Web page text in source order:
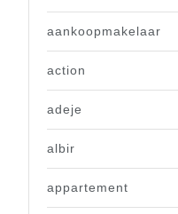
aankoopmakelaar
action
adeje
albir
appartement